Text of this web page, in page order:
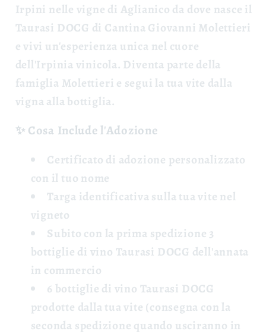
Irpini nelle vigne di Aglianico da dove nasce il
Taurasi DOCG di Cantina Giovanni Molettieri
e vivi un'esperienza unica nel cuore
dell'Irpinia vinicola. Diventa parte della
famiglia Molettieri e segui la tua vite dalla
vigna alla bottiglia.
✨ Cosa Include l'Adozione
Certificato di adozione personalizzato
con il tuo nome
Targa identificativasulla tua vite nel
vigneto
Subito con la prima spedizione 3
bottiglie di vino Taurasi DOCG dell'annata
in commercio
6 bottiglie di vino Taurasi DOCG
prodotte dalla tua vite (consegna con la
seconda spedizione quando usciranno in